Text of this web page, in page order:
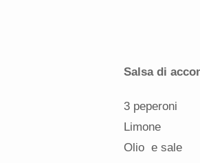
Salsa di
3 peperoni
Limone
Olio e sale